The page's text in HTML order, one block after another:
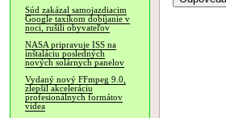
Súd zakázal samojazdiacim
Google taxíkom dobíjanie v
noci, rušili obyvateľov
NASA pripravuje ISS na
inštaláciu posledných
nových solárnych panelov
Vydaný nový FFmpeg 9.0,
zlepšil akceleráciu
profesionálnych formátov
videa